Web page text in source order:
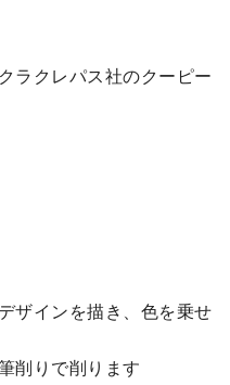
ラクレパス社のクーピー
ザインを描き、色を乗せ
削りで削ります